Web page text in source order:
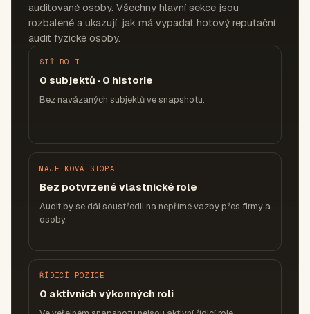
auditované osoby. Všechny hlavní sekce jsou
rozbalené a ukazují, jak má vypadat hotový reputační
audit fyzické osoby.
SÍŤ ROLÍ
0 subjektů · 0 historie
Bez navázaných subjektů ve snapshotu.
MAJETKOVÁ STOPA
Bez potvrzené vlastnické role
Audit by se dál soustředil na nepřímé vazby přes firmy a
osoby.
ŘÍDICÍ POZICE
0 aktivních výkonných rolí